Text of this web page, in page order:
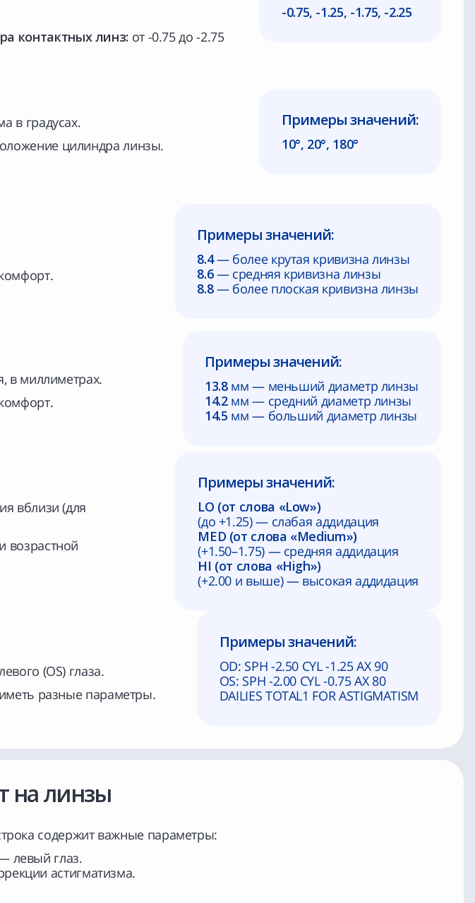
контактных линз: от -0.75 до -2.75
-0.75, -1.25, -1.75, -2.25
в градусах.
цилиндра линзы.
Примеры значений:
10°, 20°, 180°
Примеры значений:
8.4— более крутая кривизна линзы
8.6— средняя кривизна линзы
8.8— более плоская кривизна линзы
в миллиметрах.
Примеры значений:
13.8мм — меньший диаметр линзы
14.2мм — средний диаметр линзы
14.5 мм — больший диаметр линзы
вблизи (для
возрастной
Примеры значений:
LO (от слова «Low»)
(до +1.25) — слабая аддидация
MED (от слова «Medium»)
(+1.50–1.75) — средняя аддидация
HI (от слова «High»)
(+2.00 и выше) — высокая аддидация
(OS) глаза.
разные параметры.
Примеры значений:
OD: SPH -2.50 CYL -1.25 AX 90
OS: SPH -2.00 CYL -0.75 AX 80
DAILIES TOTAL1 FOR ASTIGMATISM
на линзы
содержит важные параметры:
левый глаз.
астигматизма.